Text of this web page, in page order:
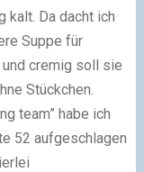
kalt. Da dacht ich
Suppe für
cremig soll sie
Stückchen.
team” habe ich
52 aufgeschlagen